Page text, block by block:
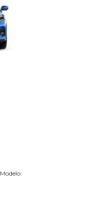
Modelo: